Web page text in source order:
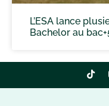
L’ESA lance
Bachelor au